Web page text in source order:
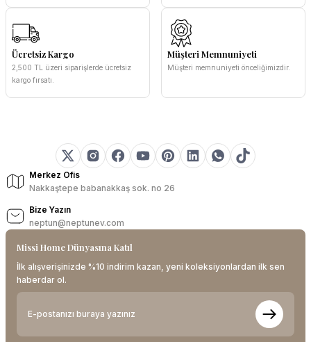
Ücretsiz Kargo
2,500 TL üzeri siparişlerde ücretsiz
kargo fırsatı.
Müşteri Memnuniyeti
Müşteri memnuniyeti önceliğimizdir.
Merkez Ofis
Nakkaştepe babanakkaş sok. no 26
Bize Yazın
neptun@neptunev.com
Missi Home Dünyasına Katıl
İlk alışverişinizde %10 indirim kazan, yeni koleksiyonlardan ilk sen
haberdar ol.